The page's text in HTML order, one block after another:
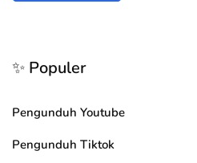
✨ Populer
Pengunduh Youtube
Pengunduh Tiktok